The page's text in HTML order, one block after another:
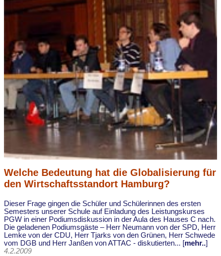
Welche Bedeutung hat die Globalisierung für
den Wirtschaftsstandort Hamburg?
Dieser Frage gingen die Schüler und Schülerinnen des ersten
Semesters unserer Schule auf Einladung des Leistungskurses
PGW in einer Podiumsdiskussion in der Aula des Hauses C nach.
Die geladenen Podiumsgäste – Herr Neumann von der SPD, Herr
Lemke von der CDU, Herr Tjarks von den Grünen, Herr Schwede
vom DGB und Herr Janßen von ATTAC - diskutierten... [mehr..]
4.2.2009